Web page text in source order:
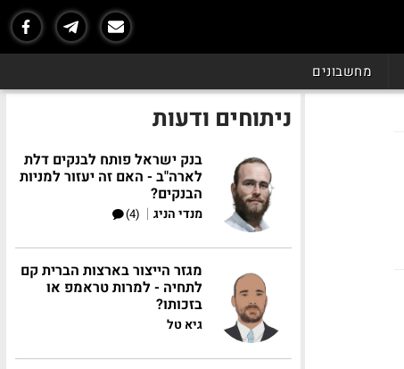
מחשבונים
ניתוחים ודעות
בנק ישראל פותח לבנקים דלת
לארה"ב - האם זה יעזור למניות
הבנקים?
מנדי הניג |
(4)
מגזר הייצור בארצות הברית קם
לתחיה - למרות טראמפ או
בזכותו?
גיא טל